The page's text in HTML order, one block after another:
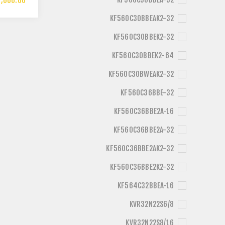
EXPO
KF560C30BBEAK2-32
KF560C30BBEK2-32
KF560C30BBEK2-64
KF560C30BWEAK2-32
KF560C36BBE-32
KF560C36BBE2A-16
KF560C36BBE2A-32
KF560C36BBE2AK2-32
KF560C36BBE2K2-32
KF564C32BBEA-16
KVR32N22S6/8
KVR32N22S8/16